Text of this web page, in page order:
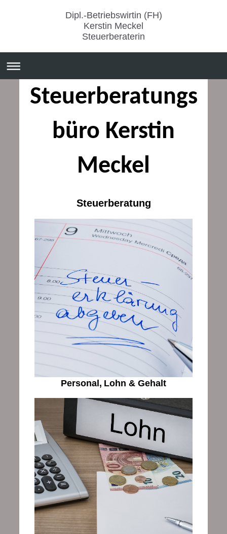
Dipl.-Betriebswirtin (FH)
Kerstin Meckel
Steuerberaterin
Steuerberatungs
büro Kerstin
Meckel
Steuerberatung
Personal, Lohn & Gehalt